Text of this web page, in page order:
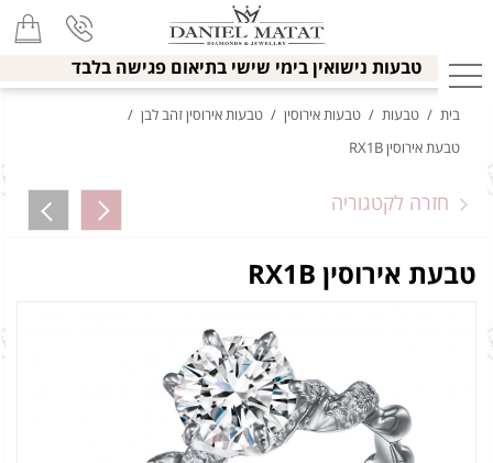
טבעות נישואין בימי שישי בתיאום פגישה בלבד
בית / טבעות / טבעות אירוסין / טבעות אירוסין זהב לבן /
טבעת אירוסין RX1B
חזרה לקטגוריה
טבעת אירוסין RX1B